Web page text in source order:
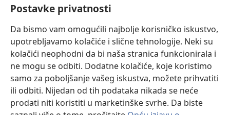
Postavke privatnosti
Da bismo vam omogućili najbolje korisničko iskustvo,
upotrebljavamo kolačiće i slične tehnologije. Neki su
kolačići neophodni da bi naša stranica funkcionirala i
ne mogu se odbiti. Dodatne kolačiće, koje koristimo
samo za poboljšanje vašeg iskustva, možete prihvatiti
ili odbiti. Nijedan od tih podataka nikada se neće
prodati niti koristiti u marketinške svrhe. Da biste
novi
INTERNETSKA BIBLIOTEKA Watchtower
se
novi
prozor)
JW Hub
(otvara
se
novi
JW Library
Watchtower Library